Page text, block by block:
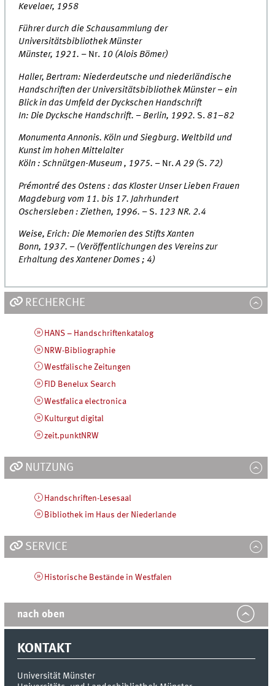
Kevelaer, 1958
Führer durch die Schausammlung der
Universitätsbibliothek Münster
Münster, 1921. – Nr. 10 (Alois Bömer)
Haller, Bertram: Niederdeutsche und niederländische
Handschriften der Universitätsbibliothek Münster – ein
Blick in das Umfeld der Dyckschen Handschrift
In: Die Dycksche Handschrift. – Berlin, 1992. S. 81–82
Monumenta Annonis. Köln und Siegburg. Weltbild und
Kunst im hohen Mittelalter
Köln : Schnütgen-Museum , 1975. – Nr.A 29 (S. 72)
Prémontré des Ostens : das Kloster Unser Lieben Frauen
Magdeburg vom 11. bis 17. Jahrhundert
Oschersleben : Ziethen, 1996. – S. 123 NR. 2.4
Weise, Erich: Die Memorien des Stifts Xanten
Bonn, 1937. – (Veröffentlichungen des Vereins zur
Erhaltung des Xantener Domes ; 4)
RECHERCHE
HANS – Handschriftenkatalog
NRW-Bibliographie
Westfälische Zeitungen
FID Benelux Search
Westfalica electronica
Kulturgut digital
zeit.punktNRW
NUTZUNG
Handschriften-Lesesaal
Bibliothek im Haus der Niederlande
SERVICE
Historische Bestände in Westfalen
nach oben
KONTAKT
Universität Münster